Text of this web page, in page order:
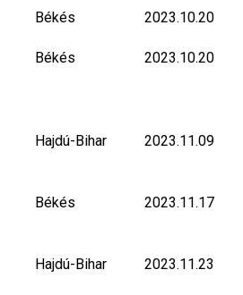
Békés 2023.10.20
Békés 2023.10.20
Hajdú-Bihar 2023.11.09
Békés 2023.11.17
Hajdú-Bihar 2023.11.23